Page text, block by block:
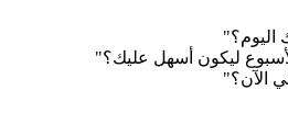
ليكون أسهل عليك؟"
الآن؟"